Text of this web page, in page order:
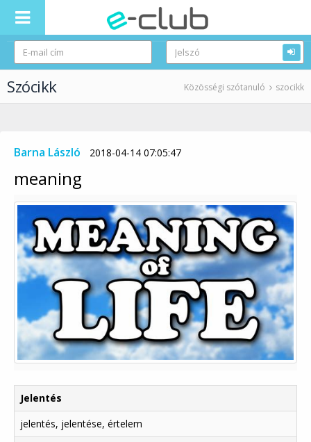
Szócikk Közösségi szótanuló szocikk
Barna László 2018-04-14 07:05:47
meaning
Jelentés
jelentés, jelentése, értelem